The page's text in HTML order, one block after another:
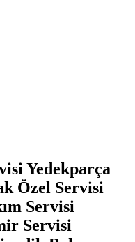
Yedekparça
Özel Servisi
Servisi
Servisi